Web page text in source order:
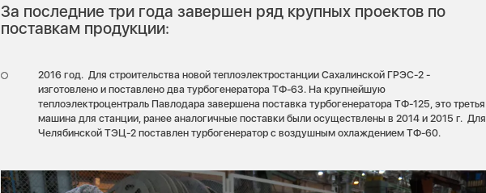
За последние три года завершен ряд крупных проектов по
поставкам продукции:
2016 год. Для строительства новой теплоэлектростанции Сахалинской ГРЭС-2 -
изготовлено и поставлено два турбогенератора ТФ-63. На крупнейшую
теплоэлектроцентраль Павлодара завершена поставка турбогенератора ТФ-125, это третья
машина для станции, ранее аналогичные поставки были осуществлены в 2014 и 2015 г. Для
Челябинской ТЭЦ-2 поставлен турбогенератор с воздушным охлаждением ТФ-60.